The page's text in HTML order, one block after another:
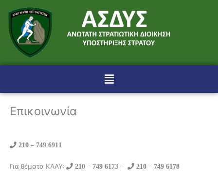
περιεχόμενο
Menu
Επικοινωνία
210 – 749 6911
Για θέματα ΚΑΑΥ: 210 – 749 6173 – 210 – 749 6178